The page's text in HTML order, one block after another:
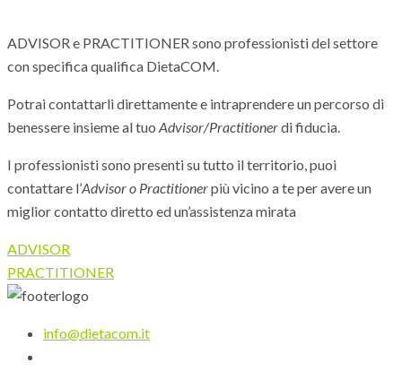
ADVISOR e PRACTITIONER sono professionisti del settore
con specifica qualifica DietaCOM.
Potrai contattarli direttamente e intraprendere un percorso di
benessere insieme al tuo Advisor/Practitionerdi fiducia.
I professionisti sono presenti su tutto il territorio, puoi
contattare l’Advisor o Practitionerpiù vicino a te per avere un
miglior contatto diretto ed un’assistenza mirata
ADVISOR
PRACTITIONER
info@dietacom.it